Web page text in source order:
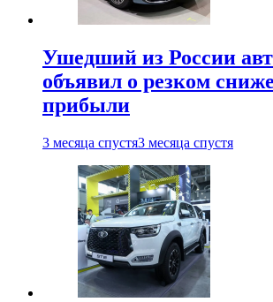
Ушедший из России
объявил о резком
прибыли
3 месяца спустя3 месяца спустя